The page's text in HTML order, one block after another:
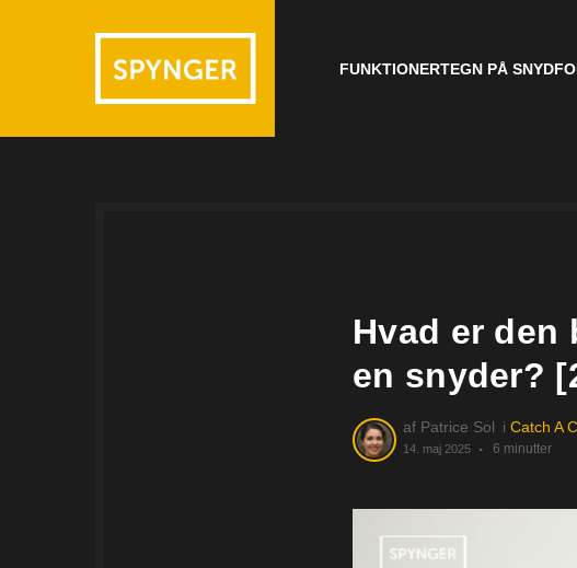
FUNKTIONERTEGN PÅ SNYD
Hvad er den
en snyder?
af Patrice Sol i Catch A
14. maj 2025 6 minutter